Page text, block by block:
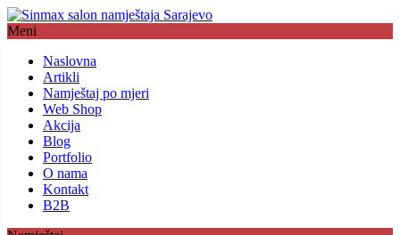
Meni
Naslovna
Artikli
Namještaj po mjeri
Web Shop
Akcija
Blog
Portfolio
O nama
Kontakt
B2B